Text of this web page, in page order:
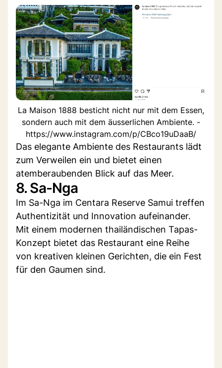
La Maison 1888 besticht nicht nur mit dem Essen,
sondern auch mit dem äusserlichen Ambiente. -
https://www.instagram.com/p/CBco19uDaaB/
Das elegante Ambiente des Restaurants lädt
zum Verweilen ein und bietet einen
atemberaubenden Blick auf das Meer.
8. Sa-Nga
Im Sa-Nga im Centara Reserve Samui treffen
Authentizität und Innovation aufeinander.
Mit einem modernen thailändischen Tapas-
Konzept bietet das Restaurant eine Reihe
von kreativen kleinen Gerichten, die ein Fest
für den Gaumen sind.